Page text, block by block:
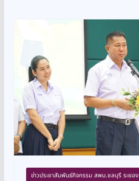
ข่าวประชาสัมพันธ์กิจกรรม สพม.ชลบุรี ระยอง